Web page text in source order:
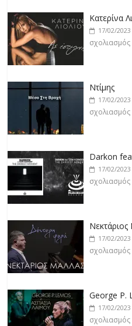
17/02/2023
σχολιασμός
17/02/2023
σχολιασμός
17/02/2023
σχολιασμός
17/02/2023
σχολιασμός
17/02/2023
σχολιασμός